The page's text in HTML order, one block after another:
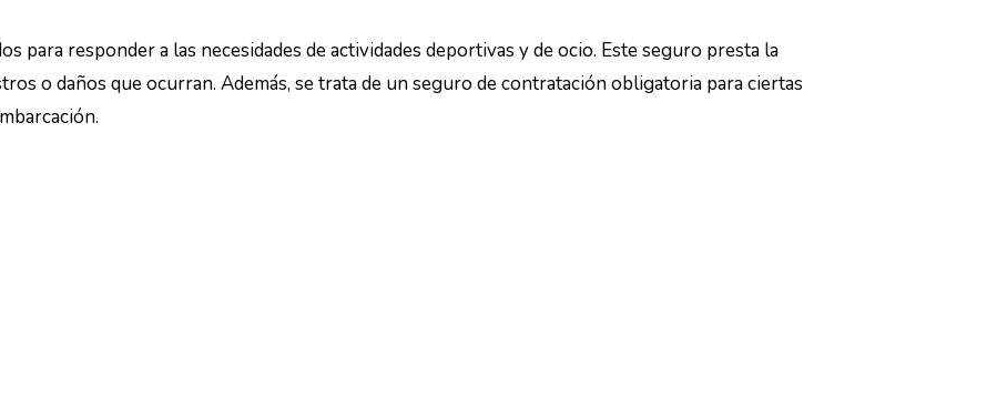
para responder a las necesidades de actividades deportivas y de ocio. Este seguro presta la
o daños que ocurran. Además, se trata de un seguro de contratación obligatoria para ciertas